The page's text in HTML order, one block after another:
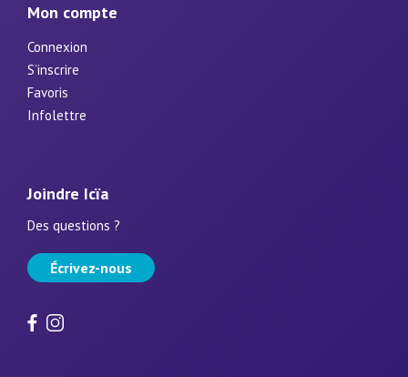
Mon compte
Connexion
S’inscrire
Favoris
Infolettre
Joindre Icïa
Des questions ?
Écrivez-nous